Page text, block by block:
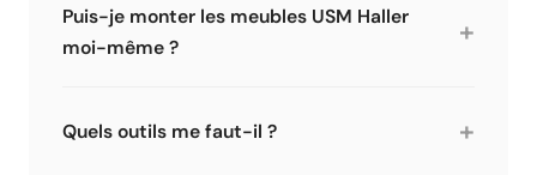
Puis-je monter les meubles USM Haller
moi-même ?
+
faisable. Le système enfichable est logique. Il
faut cependant des outils spéciaux - une boîte
Quels outils me faut-il ? +